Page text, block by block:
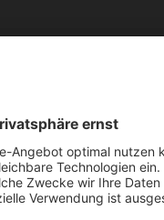
Datenschutzrichtlinie
RTR RTS SRF Sponsoring